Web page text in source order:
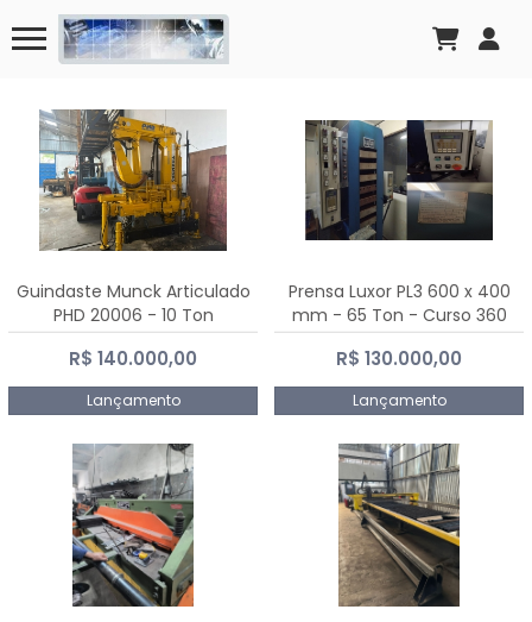
Guindaste Munck Articulado
PHD 20006 - 10 Ton
R$ 140.000,00
Lançamento
Prensa Luxor PL3 600 x 400
mm - 65 Ton - Curso 360
mm
R$ 130.000,00
Lançamento